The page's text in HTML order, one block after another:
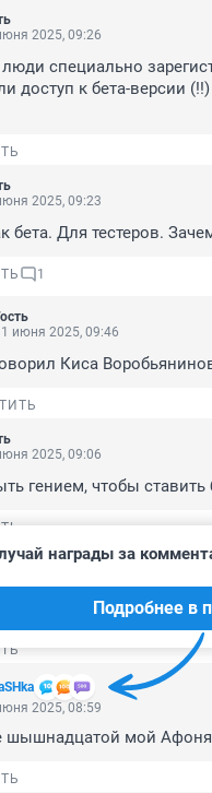
2025, 09:26
специально
доступ к бета-версии
2025, 09:23
бета. Для тестеров.
1
июня 2025, 09:46
Киса
2025, 09:06
гением, чтобы ставить
нужно рекламировать
награды за
Подробнее в
2025, 08:59
мой Афоня